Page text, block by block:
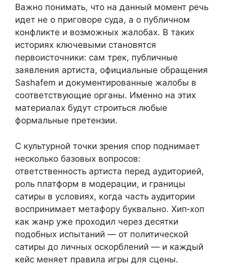
Важно понимать, что на данный момент речь
идет не о приговоре суда, а о публичном
конфликте и возможных жалобах. В таких
историях ключевыми становятся
первоисточники: сам трек, публичные
заявления артиста, официальные обращения
Sashafem и документированные жалобы в
соответствующие органы. Именно на этих
материалах будут строиться любые
формальные претензии.
С культурной точки зрения спор поднимает
несколько базовых вопросов:
ответственность артиста перед аудиторией,
роль платформ в модерации, и границы
сатиры в условиях, когда часть аудитории
воспринимает метафору буквально. Хип‑хоп
как жанр уже проходил через десятки
подобных испытаний — от политической
сатиры до личных оскорблений — и каждый
кейс меняет правила игры для сцены.